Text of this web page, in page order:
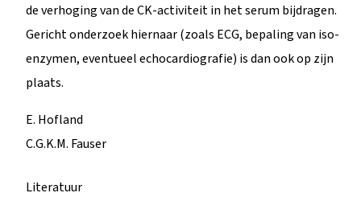
de verhoging van de CK-activiteit in het serum bijdragen.
Gericht onderzoek hiernaar (zoals ECG, bepaling van iso-
enzymen, eventueel echocardiografie) is dan ook op zijn
plaats.
E. Hofland
C.G.K.M. Fauser
Literatuur